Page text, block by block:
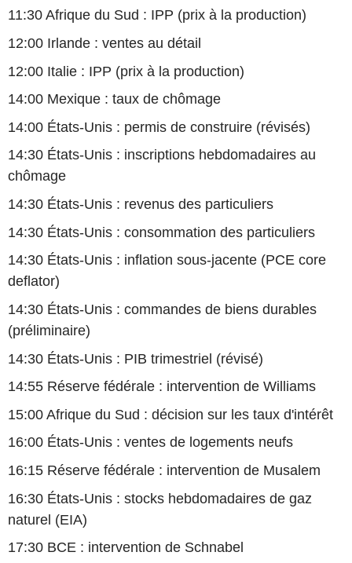
11:30 Afrique du Sud : IPP (prix à la production)
12:00 Irlande : ventes au détail
12:00 Italie : IPP (prix à la production)
14:00 Mexique : taux de chômage
14:00 États-Unis : permis de construire (révisés)
14:30 États-Unis : inscriptions hebdomadaires au
chômage
14:30 États-Unis : revenus des particuliers
14:30 États-Unis : consommation des particuliers
14:30 États-Unis : inflation sous-jacente (PCE core
deflator)
14:30 États-Unis : commandes de biens durables
(préliminaire)
14:30 États-Unis : PIB trimestriel (révisé)
14:55 Réserve fédérale : intervention de Williams
15:00 Afrique du Sud : décision sur les taux d'intérêt
16:00 États-Unis : ventes de logements neufs
16:15 Réserve fédérale : intervention de Musalem
16:30 États-Unis : stocks hebdomadaires de gaz
naturel (EIA)
17:30 BCE : intervention de Schnabel